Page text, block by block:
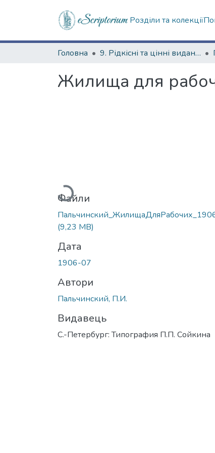
Розділи та колекції
Головна 9. Рідкісні та цінні видання
Жилища для
Вантажиться...
Файли
(9,23 MB)
Дата
1906-07
Автори
Пальчинский, П.И.
Видавець
С.-Петербург: Типография П.П. Сойкина